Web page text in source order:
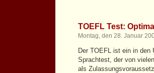
TOEFL Test:
Montag, den 28. Januar
Der TOEFL ist ein in den
Sprachtest, der von
als